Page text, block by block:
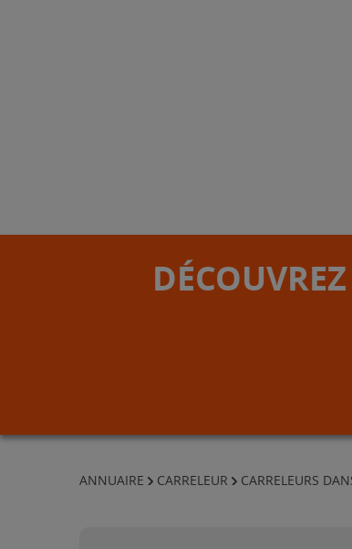
ANNUAIRE CARRELEUR CARRELEURS